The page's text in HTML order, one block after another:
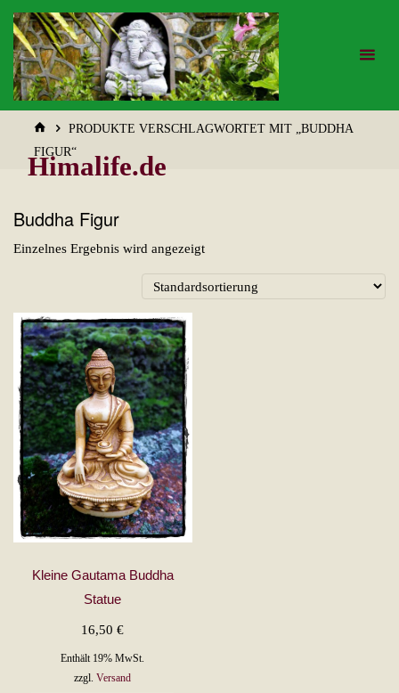
Zum
Inhalt
springen
Himalife.de
START
PRODUKTE VERSCHLAGWORTET MIT „BUDDHA
FIGUR“
Buddha Figur
Einzelnes Ergebnis wird angezeigt
Kleine Gautama Buddha
Statue
16,50€
Enthält 19% MwSt.
zzgl.Versand